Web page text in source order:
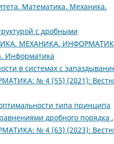
Математика. Механика.
с дробными
МЕХАНИКА.
Информатика
в системах с
№ 4 (55) (2021):
типа принципа
дробного порядка ,
№ 4 (63) (2023):